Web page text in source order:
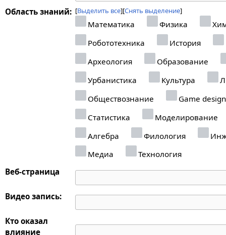
Область знаний: Выделить все Снять выделение
Математика Физика
Робототехника
История
Археология
Образование
Урбанистика
Культура
Обществознание
Game design
Статистика
Моделирование
Алгебра
Филология
Медиа
Технология
Веб-страница
Видео запись:
Кто оказал
влияние